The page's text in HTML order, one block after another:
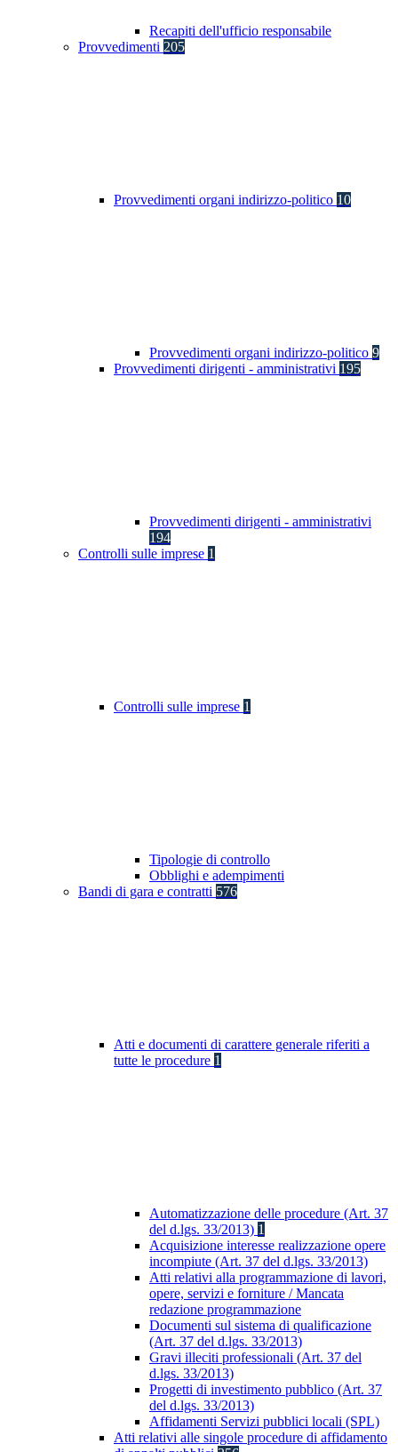
Recapiti dell'ufficio responsabile
Provvedimenti 205
Provvedimenti organi indirizzo-politico 10
Provvedimenti organi indirizzo-politico 9
Provvedimenti dirigenti - amministrativi 195
Provvedimenti dirigenti - amministrativi
194
Controlli sulle imprese 1
Controlli sulle imprese 1
Tipologie di controllo
Obblighi e adempimenti
Bandi di gara e contratti 576
Atti e documenti di carattere generale riferiti a
tutte le procedure 1
Automatizzazione delle procedure (Art. 37
del d.lgs. 33/2013) 1
Acquisizione interesse realizzazione opere
incompiute (Art. 37 del d.lgs. 33/2013)
Atti relativi alla programmazione di lavori,
opere, servizi e forniture / Mancata
redazione programmazione
Documenti sul sistema di qualificazione
(Art. 37 del d.lgs. 33/2013)
Gravi illeciti professionali (Art. 37 del
d.lgs. 33/2013)
Progetti di investimento pubblico (Art. 37
del d.lgs. 33/2013)
Affidamenti Servizi pubblici locali (SPL)
Atti relativi alle singole procedure di affidamento